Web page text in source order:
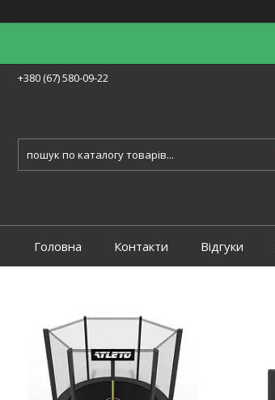
+380 (67) 580-09-22
Головна Контакти Відгуки